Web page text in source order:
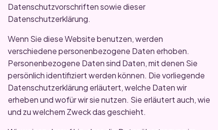
Datenschutzvorschriften sowie dieser
Datenschutzerklärung.
Wenn Sie diese Website benutzen, werden
verschiedene personenbezogene Daten erhoben.
Personenbezogene Daten sind Daten, mit denen Sie
persönlich identifiziert werden können. Die vorliegende
Datenschutzerklärung erläutert, welche Daten wir
erheben und wofür wir sie nutzen. Sie erläutert auch, wie
und zu welchem Zweck das geschieht.